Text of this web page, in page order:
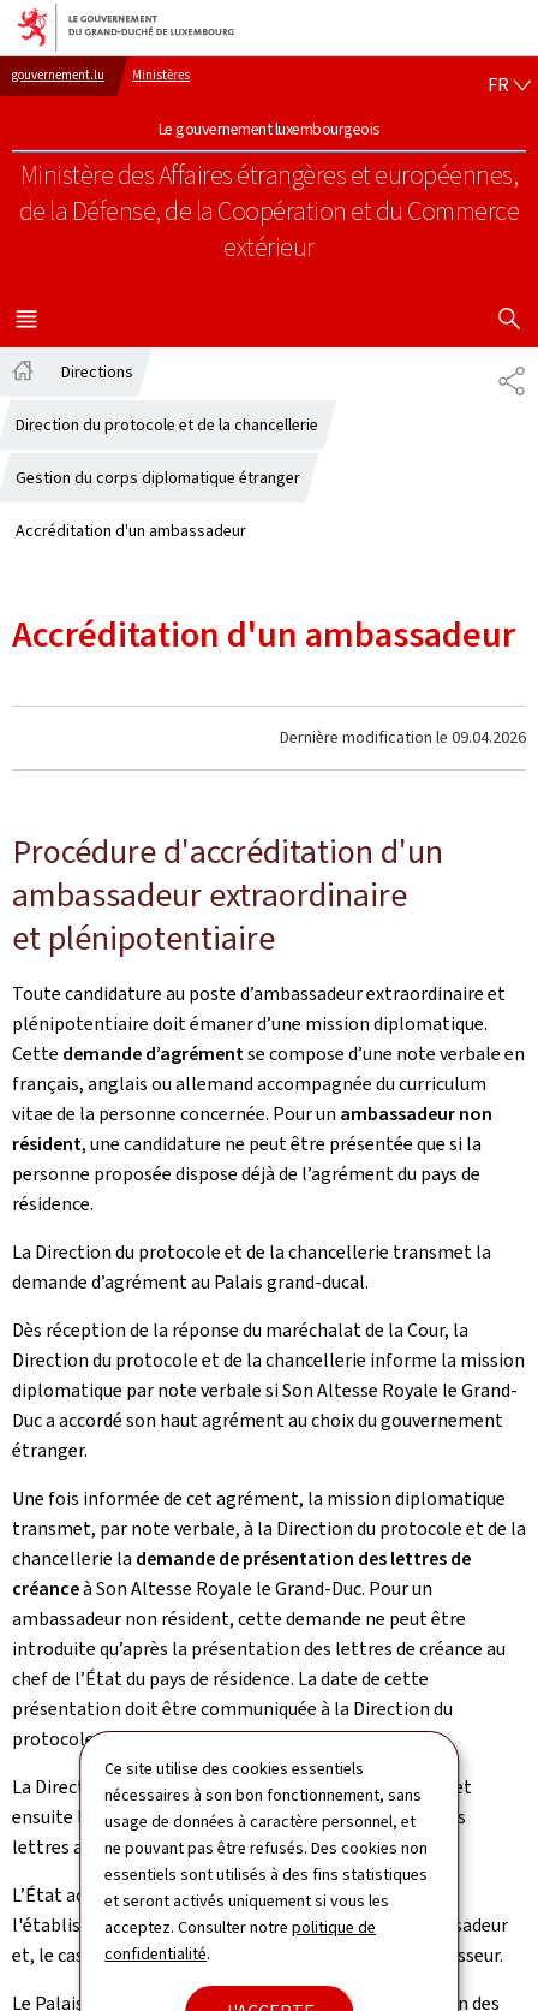
Ce site utilise des cookies essentiels
nécessaires à son bon fonctionnement, sans
usage de données à caractère personnel, et
ne pouvant pas être refusés. Des cookies non
essentiels sont utilisés à des fins statistiques
et seront activés uniquement si vous les
acceptez. Consulter notrepolitique de
confidentialité.
Aller au menu principal
Aller au contenu
gouvernement.lu Ministères
Le gouvernement luxembourgeois
Ministère des Affaires étrangères et européennes,
de la Défense, de la Coopération et du Commerce
extérieur
FR
MENU
PRINCIPAL
Directions
Direction du protocole et de la chancellerie
Gestion du corps diplomatique étranger
Accréditation d'un ambassadeur
Accréditation d'un ambassadeur
Dernière modification le 09.04.2026
Procédure d'accréditation d'un
ambassadeur extraordinaire
et plénipotentiaire
Toute candidature au poste d’ambassadeur extraordinaire et
plénipotentiaire doit émaner d’une mission diplomatique.
Cette demande d’agrémentse compose d’une note verbale en
français, anglais ou allemand accompagnée du curriculum
vitae de la personne concernée. Pour un ambassadeur non
résident, une candidature ne peut être présentée que si la
personne proposée dispose déjà de l’agrément du pays de
résidence.
La Direction du protocole et de la chancellerie transmet la
demande d’agrément au Palais grand-ducal.
Dès réception de la réponse du maréchalat de la Cour, la
Direction du protocole et de la chancellerie informe la mission
diplomatique par note verbale si Son Altesse Royale le Grand-
Duc a accordé son haut agrément au choix du gouvernement
étranger.
Une fois informée de cet agrément, la mission diplomatique
transmet, par note verbale, à la Direction du protocole et de la
chancellerie la demande de présentation des lettres de
créanceà Son Altesse Royale le Grand-Duc. Pour un
ambassadeur non résident, cette demande ne peut être
introduite qu’après la présentation des lettres de créance au
chef de l’État du pays de résidence. La date de cette
présentation doit être communiquée à la Direction du
protocole et de la chancellerie.
La Direction du protocole et de la chancellerie transmet
ensuite la demande d’audience pour la présentation des
lettres au Palais grand-ducal.
L’État accréditant prend les mesures nécessaires à
l'établissement des lettres de créance du futur ambassadeur
et, le cas échéant, des lettres de rappel de son prédécesseur.
Le Palais grand-ducal fixe une date pour la présentation des